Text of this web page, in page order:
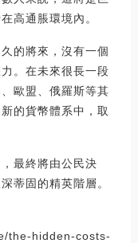
高通脹環境內。
的將來，沒有一個
。在未來很長一段
歐盟、俄羅斯等其
的貨幣體系中，取
最終將由公民決
蒂固的精英階層。
the-hidden-costs-